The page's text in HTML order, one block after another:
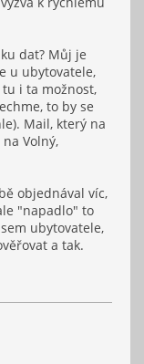
dat? Můj je
u ubytovatele,
i ta možnost,
to by se
Mail, který na
Volný,
objednával víc,
"napadlo" to
ubytovatele,
a tak.